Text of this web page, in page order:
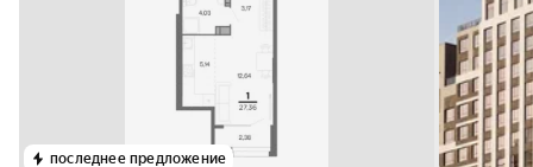
последнее предложение